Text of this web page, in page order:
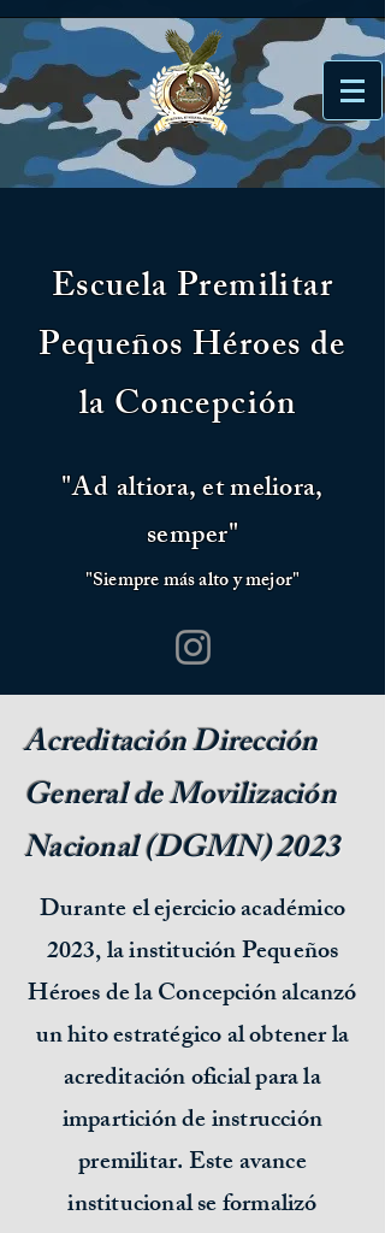
Escuela Premilitar
Pequeños Héroes de
la Concepción
"Adaltiora, et meliora,
semper"
"Siempre más alto y mejor"
Acreditación Dirección
General de Movilización
Nacional (DGMN) 2023
Durante el ejercicio académico
2023, la institución Pequeños
Héroes de la Concepción alcanzó
un hito estratégico al obtener la
acreditación oficial para la
impartición de instrucción
premilitar. Este avance
institucional se formalizó